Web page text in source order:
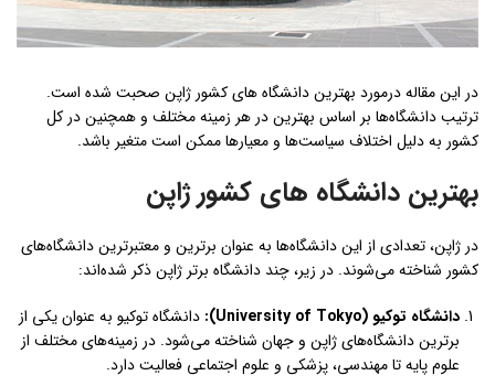
در این مقاله درمورد بهترین دانشگاه های کشور ژاپن صحبت شده است.
ترتیب دانشگاه‌ها بر اساس بهترین در هر زمینه مختلف و همچنین در کل
کشور به دلیل اختلاف سیاست‌ها و معیارها ممکن است متغیر باشد.
بهترین دانشگاه های کشور ژاپن
در ژاپن، تعدادی از این دانشگاه‌ها به عنوان برترین و معتبرترین دانشگاه‌های
کشور شناخته می‌شوند. در زیر، چند دانشگاه برتر ژاپن ذکر شده‌اند:
دانشگاه توکیو (University of Tokyo):
دانشگاه توکیو به عنوان یکی از
برترین دانشگاه‌های ژاپن و جهان شناخته می‌شود. در زمینه‌های مختلف از
علوم پایه تا مهندسی، پزشکی و علوم اجتماعی فعالیت دارد.